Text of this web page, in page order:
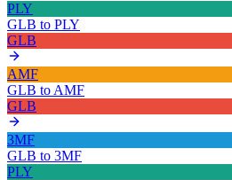
PLY
GLB to PLY
GLB
AMF
GLB to AMF
GLB
3MF
GLB to 3MF
PLY